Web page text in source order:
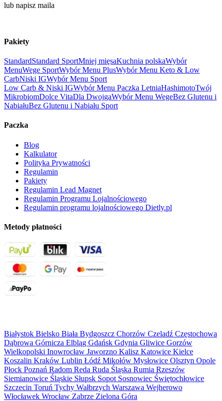
lub napisz maila
Pakiety
StandardStandard SportMniej mięsaKuchnia polskaWybór
MenuWege SportWybór Menu PlusWybór Menu Keto & Low
CarbNiski IGWybór Menu Sport
Low Carb & Niski IGWybór Menu Paczka LetniaHashimotoTwój
MikrobiomDolce VitaDla DwojgaWybór Menu WegeBez Glutenu i
NabiałuBez Glutenu i Nabiału Sport
Paczka
Blog
Kalkulator
Polityka Prywatności
Regulamin
Pakiety
Regulamin Lead Magnet
Regulamin Programu Lojalnościowego
Regulamin programu lojalnościowego Dietly.pl
Metody płatności
Białystok Bielsko Biała Bydgoszcz Chorzów Czeladź Częstochowa
Dąbrowa Górnicza Elbląg Gdańsk Gdynia Gliwice Gorzów
Wielkopolski Inowrocław Jaworzno Kalisz Katowice Kielce
Koszalin Kraków Lublin Łódź Mikołów Mysłowice Olsztyn Opole
Płock Poznań Radom Reda Ruda Śląska Rumia Rzeszów
Siemianowice Śląskie Słupsk Sopot Sosnowiec Świętochłowice
Szczecin Toruń Tychy Wałbrzych Warszawa Wejherowo
Włocławek Wrocław Zabrze Zielona Góra